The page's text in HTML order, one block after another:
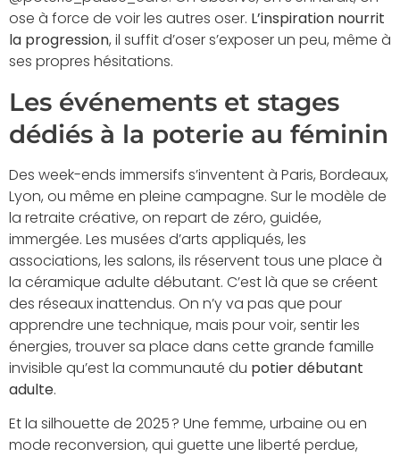
ose à force de voir les autres oser. L’inspiration nourrit
la progression, il suffit d’oser s’exposer un peu, même à
ses propres hésitations.
Les événements et stages
dédiés à la poterie au féminin
Des week-ends immersifs s’inventent à Paris, Bordeaux,
Lyon, ou même en pleine campagne. Sur le modèle de
la retraite créative, on repart de zéro, guidée,
immergée. Les musées d’arts appliqués, les
associations, les salons, ils réservent tous une place à
la céramique adulte débutant. C’est là que se créent
des réseaux inattendus. On n’y va pas que pour
apprendre une technique, mais pour voir, sentir les
énergies, trouver sa place dans cette grande famille
invisible qu’est la communauté du potier débutant
adulte.
Et la silhouette de 2025 ? Une femme, urbaine ou en
mode reconversion, qui guette une liberté perdue,